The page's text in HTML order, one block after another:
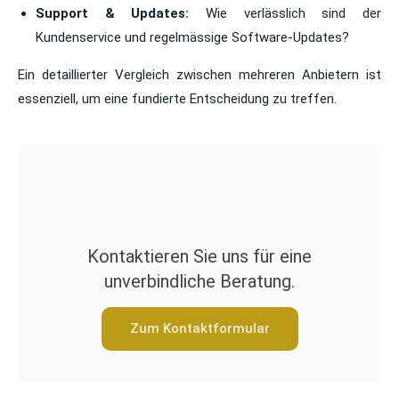
Support & Updates: Wie verlässlich sind der
Kundenservice und regelmässige Software-Updates?
Ein detaillierter Vergleich zwischen mehreren Anbietern ist
essenziell, um eine fundierte Entscheidung zu treffen.
Kontaktieren Sie uns für eine
unverbindliche Beratung.
Zum Kontaktformular